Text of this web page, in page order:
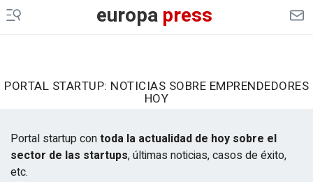
europapress
PORTAL STARTUP: NOTICIAS SOBRE EMPRENDEDORES
HOY
Portal startup contoda la actualidad de hoy sobre el
sector de las startups, últimas noticias, casos de éxito,
etc.